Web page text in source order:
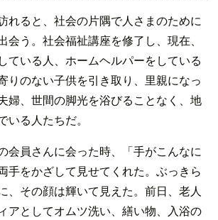
れると、社会の片隅で人さまのために
会う。社会福祉講座を修了し、現在、
ている人、ホームヘルパーをしている
りのない子供を引き取り、里親になっ
婦、世間の脚光を浴びることなく、地
る人たちだ。
会員さんに会った時、「手がこんなに
手をかざして見せてくれた。ぶっきら
、その顔は輝いて見えた。前日、老人
アとしてオムツ洗い、繕い物、入浴の